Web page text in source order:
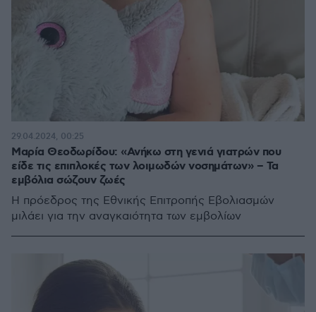
Μαρία Θεοδωρίδου: «Ανήκω στη γενιά γιατρών που
είδε τις επιπλοκές των λοιμωδών νοσημάτων» – Τα
εμβόλια σώζουν ζωές
Η πρόεδρος της Εθνικής Επιτροπής Εβολιασμών
μιλάει για την αναγκαιότητα των εμβολίων
29.04.2024, 00:25